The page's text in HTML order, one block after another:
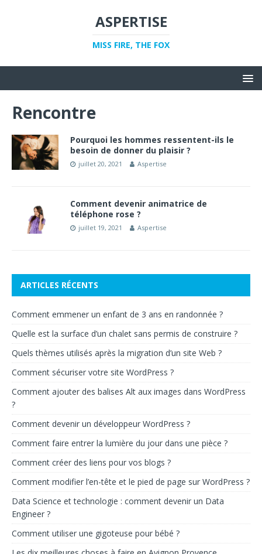
ASPERTISE
MISS FIRE, THE FOX
Rencontre
Pourquoi les hommes ressentent-ils le
besoin de donner du plaisir ?
juillet 20, 2021 Aspertise
Comment devenir animatrice de
téléphone rose ?
juillet 19, 2021 Aspertise
ARTICLES RÉCENTS
Comment emmener un enfant de 3 ans en randonnée ?
Quelle est la surface d’un chalet sans permis de construire ?
Quels thèmes utilisés après la migration d’un site Web ?
Comment sécuriser votre site WordPress ?
Comment ajouter des balises Alt aux images dans WordPress
?
Comment devenir un développeur WordPress ?
Comment faire entrer la lumière du jour dans une pièce ?
Comment créer des liens pour vos blogs ?
Comment modifier l’en-tête et le pied de page sur WordPress ?
Data Science et technologie : comment devenir un Data
Engineer ?
Comment utiliser une gigoteuse pour bébé ?